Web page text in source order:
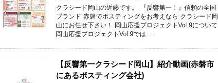
クラシード岡山の近藤です。 『反響第一！』信頼の全国
ブランド 赤磐でポスティングをお考えなら クラシード岡
山にお任せ下さい！ 岡山応援プロジェクトVol.9について
岡山応援プロジェクトVol.9では …
【反響第一クラシード岡山】紹介動画(赤磐市
にあるポスティング会社)